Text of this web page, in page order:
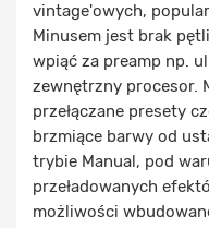
vintage'owych,
Minusem jest brak
wpiąć za preamp np.
zewnętrzny procesor.
przełączane presety
brzmiące barwy od
trybie Manual, pod
przeładowanych
możliwości